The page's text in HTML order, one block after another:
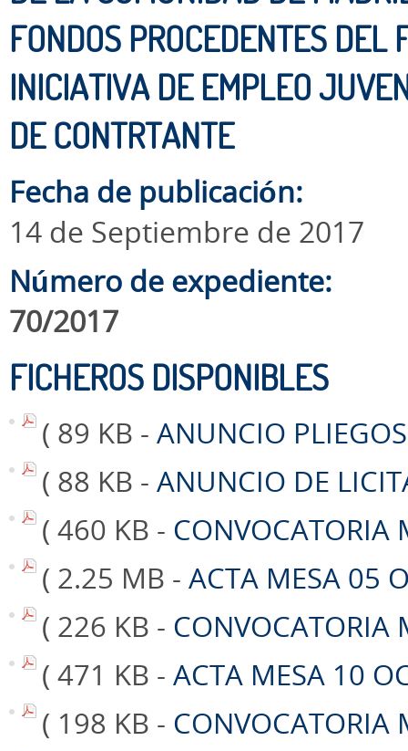
FONDOS PROCEDENTES DEL
INICIATIVA DE EMPLEO
DE CONTRTANTE
Fecha de publicación:
14 de Septiembre de 2017
Número de expediente:
70/2017
FICHEROS DISPONIBLES
( 89 KB - ANUNCIO
( 88 KB - ANUNCIO DE
( 460 KB -
( 2.25 MB - ACTA MESA 05
( 226 KB - CONVOCATORIA
( 471 KB - ACTA MESA 10
( 198 KB -